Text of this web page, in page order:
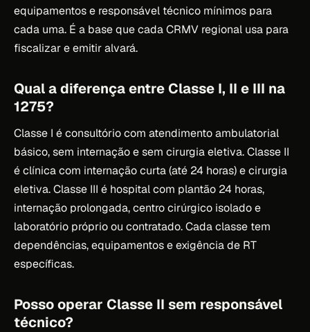
equipamentos e responsável técnico mínimos para
cada uma. É a base que cada CRMV regional usa para
fiscalizar e emitir alvará.
Qual a diferença entre Classe I, II e III na
1275?
Classe I é consultório com atendimento ambulatorial
básico, sem internação e sem cirurgia eletiva. Classe II
é clínica com internação curta (até 24 horas) e cirurgia
eletiva. Classe III é hospital com plantão 24 horas,
internação prolongada, centro cirúrgico isolado e
laboratório próprio ou contratado. Cada classe tem
dependências, equipamentos e exigência de RT
específicas.
Posso operar Classe II sem responsável
técnico?